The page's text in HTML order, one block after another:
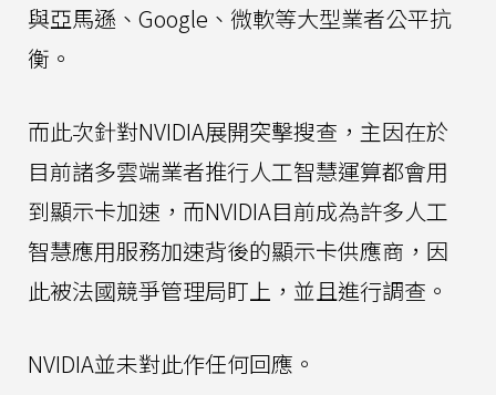
與亞馬遜、Google、微軟等大型業者公平抗
衡。
而此次針對NVIDIA展開突擊搜查，主因在於
目前諸多雲端業者推行人工智慧運算都會用
到顯示卡加速，而NVIDIA目前成為許多人工
智慧應用服務加速背後的顯示卡供應商，因
此被法國競爭管理局盯上，並且進行調查。
NVIDIA並未對此作任何回應。